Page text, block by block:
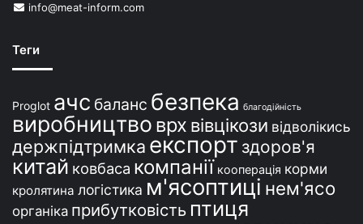
р
ї
info@meat-inform.com
Теги
Proglot ачс баланс безпека благодійність
виробництво врх вівцікози відволікись
держпідтримка експорт здоров'я
китай ковбаса компанії кооперація корми
кролятина логістика м'ясоптиці нем'ясо
органіка прибутковість птиця